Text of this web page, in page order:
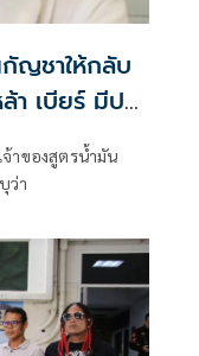
ญชา​ให้กลับ
เบียร์​ มีประ
าของสูตรน้ำมัน
ว่า